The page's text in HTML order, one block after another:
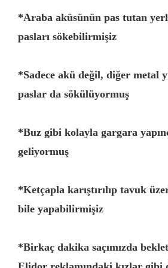
*Araba aküsünün pas tutan
pasları sökebilirmişiz
*Sadece akü değil, diğer metal
paslar da sökülüyormuş
*Buz gibi kolayla gargara
geliyormuş
*Ketçapla karıştırılıp tavuk
bile yapabilirmişiz
*Birkaç dakika saçımızda